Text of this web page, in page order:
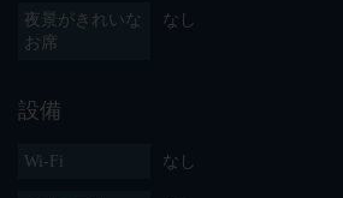
夜景がきれいな
お席
なし
設備
Wi-Fi なし